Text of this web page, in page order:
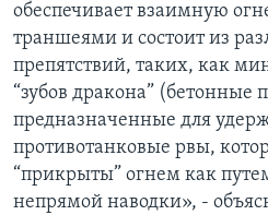
обеспечивает взаимную
траншеями и состоит из
препятствий, таких, как
“зубов дракона” (бетонные
предназначенные для
противотанковые рвы,
“прикрыты” огнем как
непрямой наводки», -